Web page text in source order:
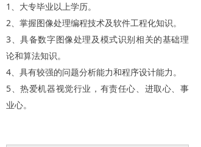
1、大专毕业以上学历。
2、掌握图像处理编程技术及软件工程化知识。
3、具备数字图像处理及模式识别相关的基础理
论和算法知识。
4、具有较强的问题分析能力和程序设计能力。
5、热爱机器视觉行业，有责任心、进取心、事
业心。